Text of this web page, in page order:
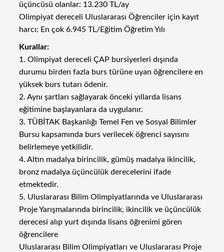
üçüncüsü olanlar: 13.230 TL/ay
Olimpiyat dereceli Uluslararası Öğrenciler için kayıt
harcı: En çok 6.945 TL/Eğitim Öğretim Yılı
Kurallar:
1. Olimpiyat dereceli ÇAP bursiyerleri dışında
durumu birden fazla burs türüne uyan öğrencilere en
yüksek burs tutarı ödenir.
2. Aynı şartları sağlayarak önceki yıllarda lisans
eğitimine başlayanlara da uygulanır.
3. TÜBİTAK Başkanlığı Temel Fen ve Sosyal Bilimler
Bursu kapsamında burs verilecek öğrenci sayısını
belirlemeye yetkilidir.
4. Altın madalya birincilik, gümüş madalya ikincilik,
bronz madalya üçüncülük derecelerini ifade
etmektedir.
5. Uluslararası Bilim Olimpiyatlarında ve Uluslararası
Proje Yarışmalarında birincilik, ikincilik ve üçüncülük
derecesi alıp yurt dışında lisans öğrenimi gören
öğrencilere
Uluslararası Bilim Olimpiyatları ve Uluslararası Proje